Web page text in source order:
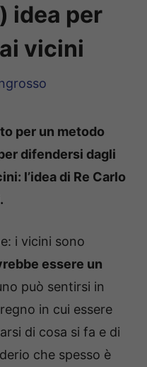
idea per
vicini
per un metodo
difendersi dagli
l’idea di Re Carlo
i vicini sono
essere un
può sentirsi in
in cui essere
di cosa si fa e di
che spesso è